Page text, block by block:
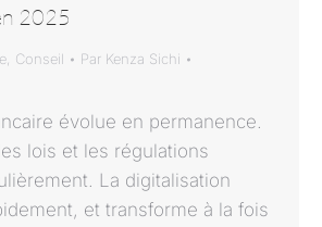
2025
Conseil Par Kenza Sichi
évolue en permanence.
lois et les régulations
La digitalisation
et transforme à la fois